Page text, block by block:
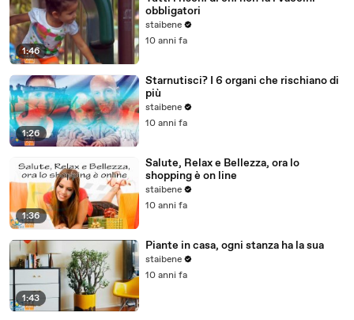
1:46
obbligatori
staibene
10 anni fa
1:26
Starnutisci? I 6 organi che rischiano di
più
staibene
10 anni fa
1:36
Salute, Relax e Bellezza, ora lo
shopping è on line
staibene
10 anni fa
1:43
Piante in casa, ogni stanza ha la sua
staibene
10 anni fa